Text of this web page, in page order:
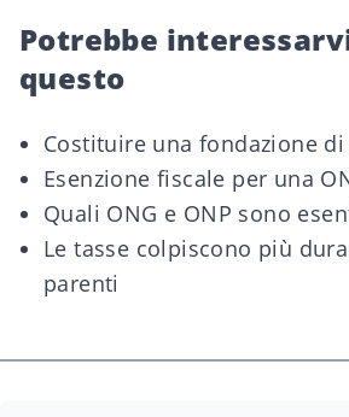
Potrebbe
questo
Costituire una fondazione
Esenzione fiscale per una
Quali ONG e ONP sono
Le tasse colpiscono più
parenti